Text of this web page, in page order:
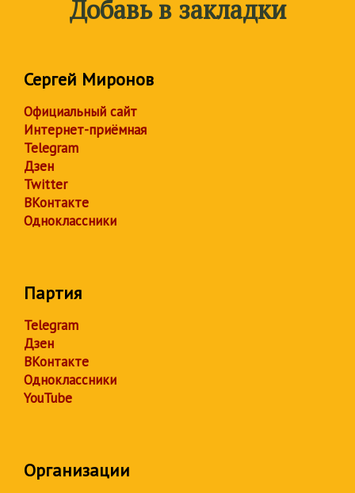
Добавь в закладки
Сергей Миронов
Официальный сайт
Интернет-приёмная
Telegram
Дзен
Twitter
ВКонтакте
Одноклассники
Партия
Telegram
Дзен
ВКонтакте
Одноклассники
YouTube
Организации